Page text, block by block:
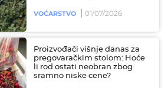
VOĆARSTVO 01/07/2026
Proizvođači višnje danas za
pregovaračkim stolom: Hoće
li rod ostati neobran zbog
sramno niske cene?